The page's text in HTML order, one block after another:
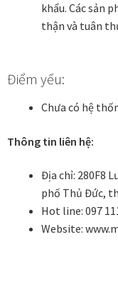
Đóng khung ảnh
Đóng khung
poster, bản vẽ tay
Đóng khung tranh
khẩu. Các sản
thận và tuân
Điểm yếu:
Chưa có hệ
Thông tin liên hệ:
Địa chỉ: 280F8
phố Thủ Đức,
Hot line: 097
Website: